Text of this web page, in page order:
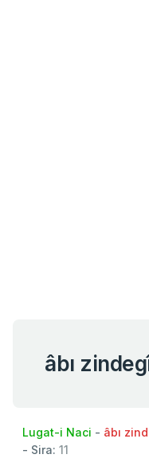
Lugat-i Naci -
- Sira: 11